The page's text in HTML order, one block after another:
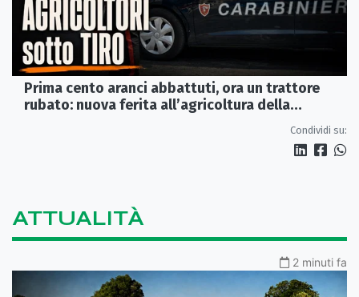
Prima cento aranci abbattuti, ora un trattore
rubato: nuova ferita all’agricoltura della
Condividi su:
ATTUALITÀ
2 minuti fa